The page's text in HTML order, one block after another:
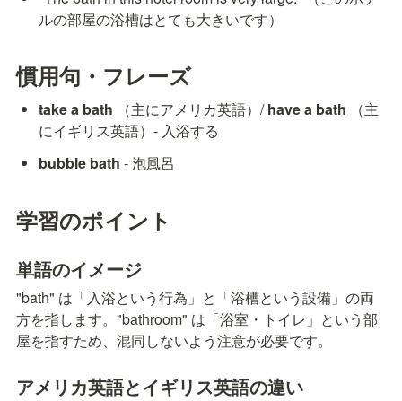
ルの部屋の浴槽はとても大きいです）
慣用句・フレーズ
take a bath （主にアメリカ英語）/ have a bath （主
にイギリス英語）- 入浴する
bubble bath - 泡風呂
学習のポイント
単語のイメージ
"bath" は「入浴という行為」と「浴槽という設備」の両
方を指します。"bathroom" は「浴室・トイレ」という部
屋を指すため、混同しないよう注意が必要です。
アメリカ英語とイギリス英語の違い